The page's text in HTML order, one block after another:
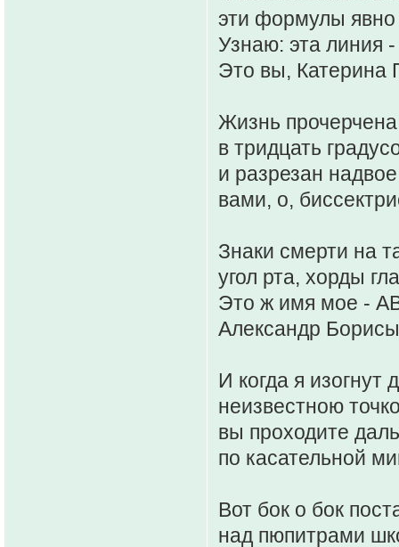
эти формулы
Узнаю: эта линия
Это вы, Катерина
Жизнь
в тридцать
и разрезан
вами, о,
Знаки смерти на
угол рта, хорды
Это ж имя мое -
Александр
И когда я изогнут
неизвестною
вы проходите
по касательной
Вот бок о бок
над пюпитрами